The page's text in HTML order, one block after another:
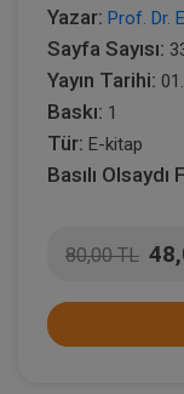
Yazar: Prof. Dr.
Sayfa Sayısı:
Yayın Tarihi:
Baskı: 1
Tür: E-kitap
Basılı Olsaydı
80,00 TL